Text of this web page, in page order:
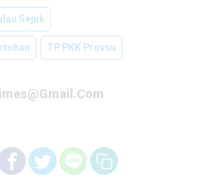
Sejuk
TP PKK Provsu